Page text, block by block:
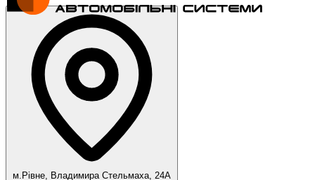
м.Рівне, Владимира Стельмаха, 24А